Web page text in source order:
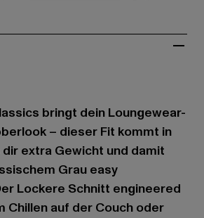
bringt dein Loungewear-
– dieser Fit kommt in
extra Gewicht und damit
Grau easy
Lockere Schnitt engineered
Chillen auf der Couch oder